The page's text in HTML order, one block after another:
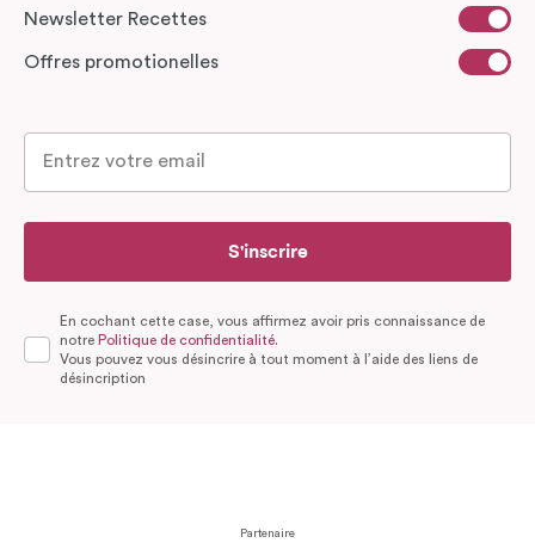
Newsletter Recettes
Offres promotionelles
S'inscrire
En cochant cette case, vous affirmez avoir pris connaissance de
notre Politique de confidentialité.
Vous pouvez vous désincrire à tout moment à l’aide des liens de
désincription
Partenaire